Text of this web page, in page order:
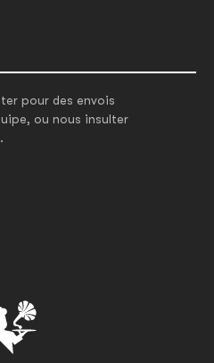
pour des envois
ou nous insulter